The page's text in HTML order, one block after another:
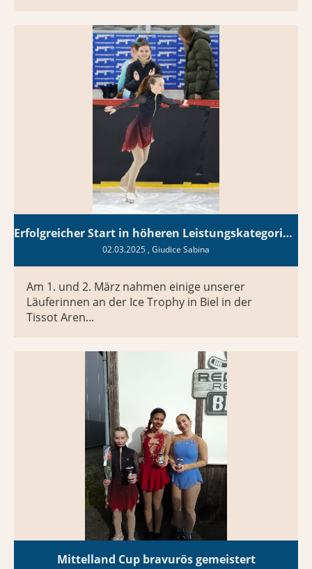
Erfolgreicher Start in höheren Leistungskategorien – Ice Trophy Biel
02.03.2025 , Giudice Sabina
Am 1. und 2. März nahmen einige unserer
Läuferinnen an der Ice Trophy in Biel in der
Tissot Aren...
Mittelland Cup bravurös gemeistert